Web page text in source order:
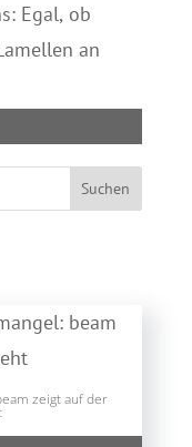
Egal, ob
an
zeigt auf der